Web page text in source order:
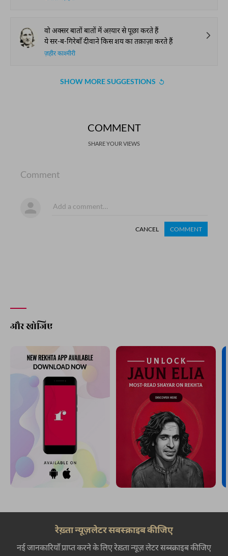
वो अक्सर बातों बातों में अग़्यार से पूछा करते हैं
ये सर-ब-गिरेबाँ दीवाने किस शय का तक़ाज़ा करते हैं
ज़हीर काश्मीरी
SHOW MORE SUGGESTIONS
COMMENT
SHARE YOUR VIEWS
Comment
CANCEL COMMENT
और खोजिए
रेख़्ता न्यूज़लेटर सबस्क्राइब कीजिए
नई जानकारियाँ प्राप्त करने के लिए रेख़्ता न्यूज़ लेटर सब्स्क्राइब कीजिए